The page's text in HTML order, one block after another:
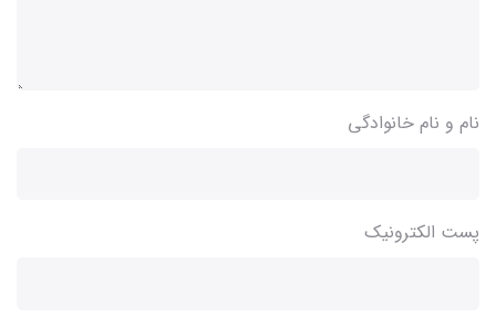
نام و نام خانوادگی
پست الکترونیک